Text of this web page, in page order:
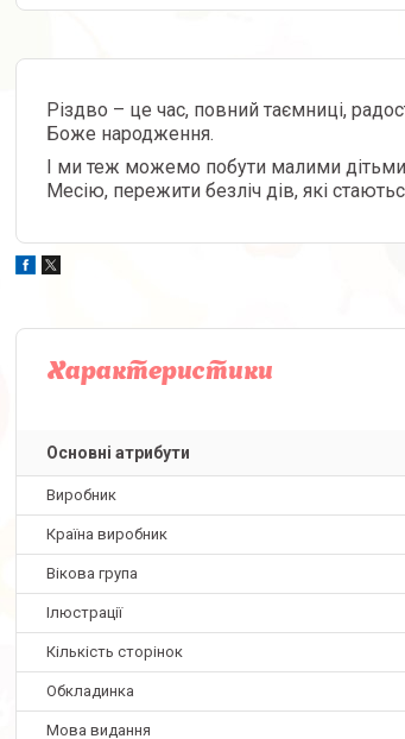
Різдво – це час, повний таємниці,
Боже народження.
І ми теж можемо побути малими
Месію, пережити безліч дів, які
Характеристики
Основні атрибути
Виробник
Країна виробник
Вікова група
Ілюстрації
Кількість сторінок
Обкладинка
Мова видання